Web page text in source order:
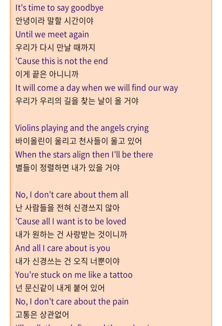
It's time to say goodbye
안녕이라 말할 시간이야
Until we meet again
우리가 다시 만날 때까지
'Cause this is not the end
이게 끝은 아니니까
It will come a day when we will find our way
우리가 우리의 길을 찾는 날이 올 거야
Violins playing and the angels crying
바이올린이 울리고 천사들이 울고 있어
When the stars align then I'll be there
별들이 정렬하면 내가 있을 거야
No, I don't care about them all
난 사람들을 전혀 신경쓰지 않아
'Cause all I want is to be loved
내가 원하는 건 사랑받는 것이니까
And all I care about is you
내가 신경쓰는 건 오직 너뿐이야
You're stuck on me like a tattoo
넌 문신같이 내게 붙어 있어
No, I don't care about the pain
고통은 상관없어